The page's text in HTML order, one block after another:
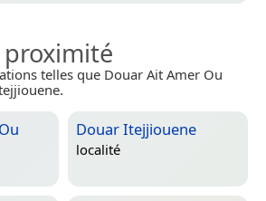
proximité
telles que Douar Ait Amer Ou
Douar Itejjiouene
localité